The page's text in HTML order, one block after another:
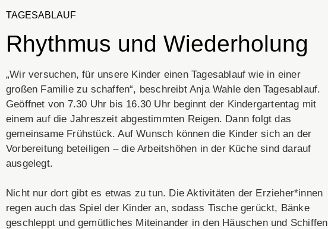
TAGESABLAUF
Rhythmus und Wiederholung
„Wir versuchen, für unsere Kinder einen Tagesablauf wie in einer
großen Familie zu schaffen“, beschreibt Anja Wahle den Tagesablauf.
Geöffnet von 7.30 Uhr bis 16.30 Uhr beginnt der Kindergartentag mit
einem auf die Jahreszeit abgestimmten Reigen. Dann folgt das
gemeinsame Frühstück. Auf Wunsch können die Kinder sich an der
Vorbereitung beteiligen – die Arbeitshöhen in der Küche sind darauf
ausgelegt.
Nicht nur dort gibt es etwas zu tun. Die Aktivitäten der Erzieher*innen
regen auch das Spiel der Kinder an, sodass Tische gerückt, Bänke
geschleppt und gemütliches Miteinander in den Häuschen und Schiffen